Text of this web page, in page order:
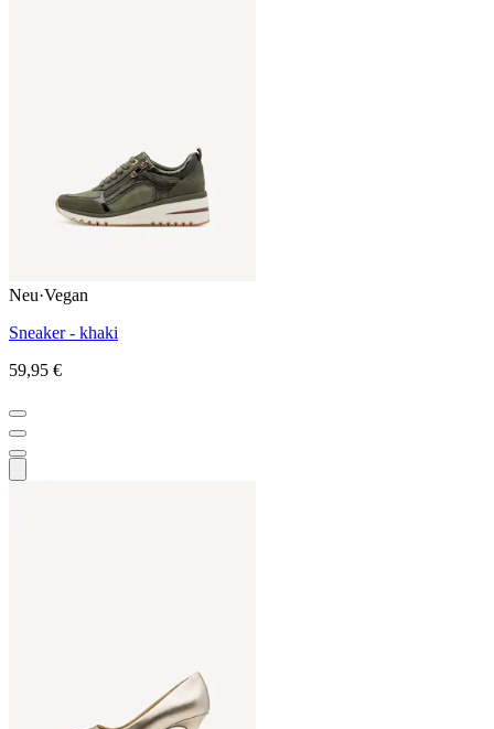
Neu·Vegan
Sneaker - khaki
59,95 €